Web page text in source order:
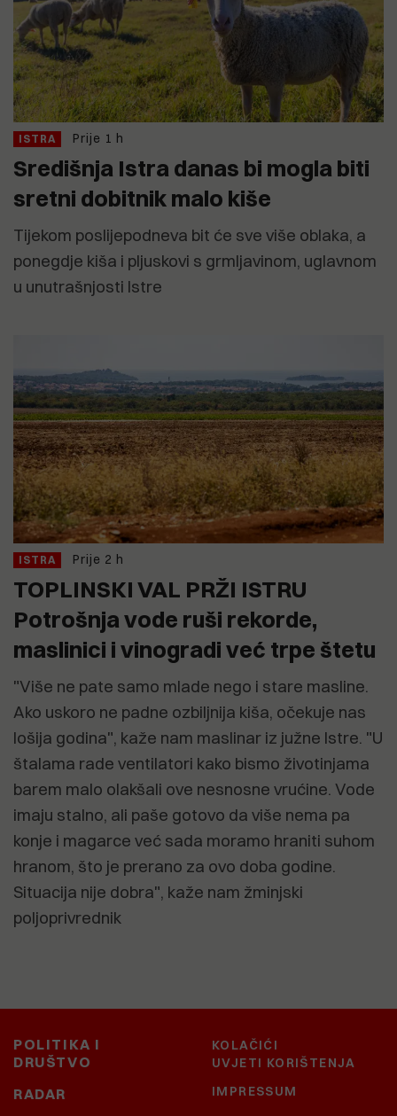
ISTRA Prije 1 h
Središnja Istra danas bi mogla biti
sretni dobitnik malo kiše
Tijekom poslijepodneva bit će sve više oblaka, a
ponegdje kiša i pljuskovi s grmljavinom, uglavnom
u unutrašnjosti Istre
ISTRA Prije 2 h
TOPLINSKI VAL PRŽI ISTRU
Potrošnja vode ruši rekorde,
maslinici i vinogradi već trpe štetu
"Više ne pate samo mlade nego i stare masline.
Ako uskoro ne padne ozbiljnija kiša, očekuje nas
lošija godina", kaže nam maslinar iz južne Istre. "U
štalama rade ventilatori kako bismo životinjama
barem malo olakšali ove nesnosne vrućine. Vode
imaju stalno, ali paše gotovo da više nema pa
konje i magarce već sada moramo hraniti suhom
hranom, što je prerano za ovo doba godine.
Situacija nije dobra", kaže nam žminjski
poljoprivrednik
POLITIKA I
DRUŠTVO
RADAR
KOLAČIĆI
UVJETI KORIŠTENJA
IMPRESSUM